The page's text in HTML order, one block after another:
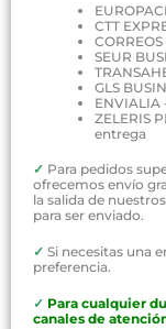
CTT
SEUR
GLS
ENVIALIA
ZELERIS
entrega
✓ Para pedidos
ofrecemos envío
la salida de
para ser enviado.
✓ Si necesitas una
preferencia.
✓ Para cualquier
canales de